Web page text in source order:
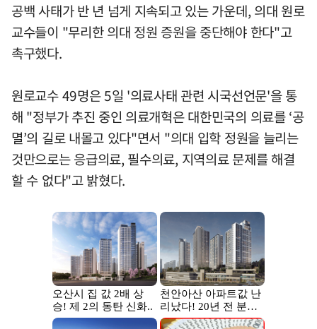
공백 사태가 반 년 넘게 지속되고 있는 가운데, 의대 원로
교수들이 "무리한 의대 정원 증원을 중단해야 한다"고
촉구했다.
원로교수 49명은 5일 '의료사태 관련 시국선언문'을 통
해 "정부가 추진 중인 의료개혁은 대한민국의 의료를 ‘공
멸’의 길로 내몰고 있다"면서 "의대 입학 정원을 늘리는
것만으로는 응급의료, 필수의료, 지역의료 문제를 해결
할 수 없다"고 밝혔다.